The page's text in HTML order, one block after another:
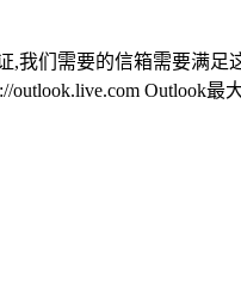
,我们需要的信箱需要满
Outlook